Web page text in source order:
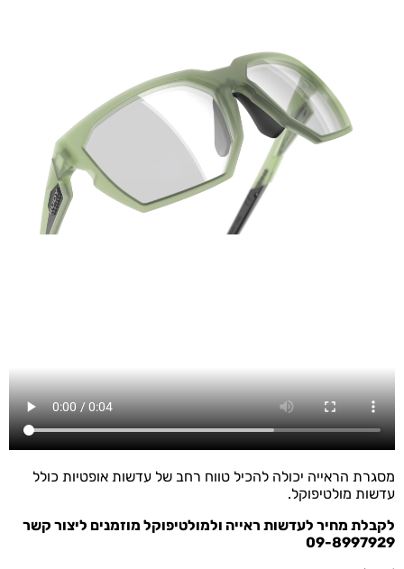
מסגרת הראייה יכולה להכיל טווח רחב של עדשות אופטיות כולל
עדשות מולטיפוקל.
לקבלת מחיר לעדשות ראייה ולמולטיפוקל מוזמנים ליצור קשר
09-8997929